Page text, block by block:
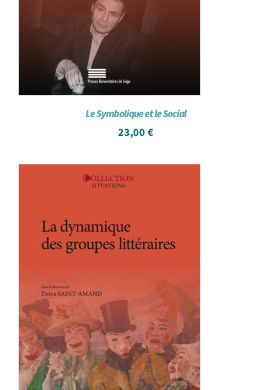
Le Symbolique et le Social
23,00 €